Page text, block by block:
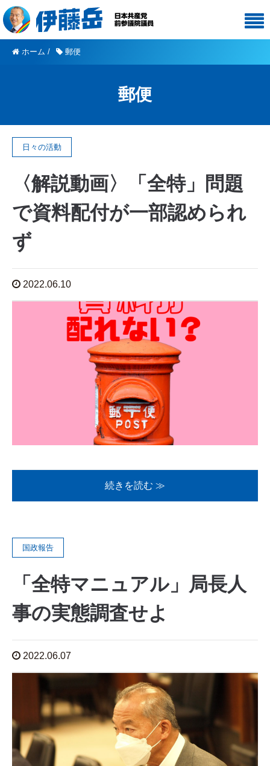
ホーム / 郵便
郵便
日々の活動
〈解説動画〉「全特」問題
で資料配付が一部認められ
ず
2022.06.10
続きを読む ≫
国政報告
「全特マニュアル」局長人
事の実態調査せよ
2022.06.07